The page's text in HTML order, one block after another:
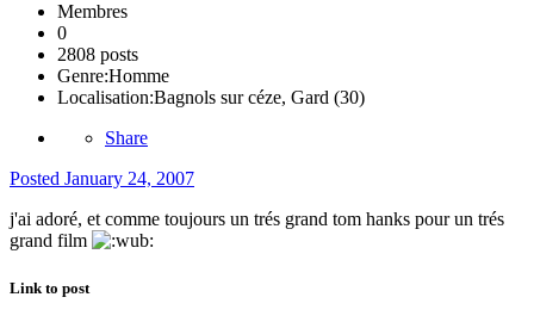
Membres
0
2808 posts
Genre:Homme
Localisation:Bagnols sur céze, Gard (30)
Share
Posted January 24, 2007
j'ai adoré, et comme toujours un trés grand tom hanks pour un trés
grand film
Link to post